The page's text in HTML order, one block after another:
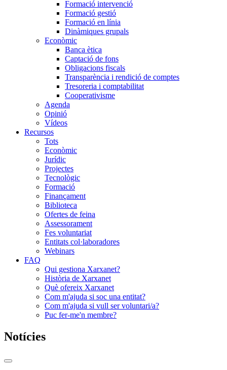
Formació intervenció
Formació gestió
Formació en línia
Dinàmiques grupals
Econòmic
Banca ètica
Captació de fons
Obligacions fiscals
Transparència i rendició de comptes
Tresoreria i comptabilitat
Cooperativisme
Agenda
Opinió
Vídeos
Recursos
Tots
Econòmic
Jurídic
Projectes
Tecnològic
Formació
Finançament
Biblioteca
Ofertes de feina
Assessorament
Fes voluntariat
Entitats col·laboradores
Webinars
FAQ
Qui gestiona Xarxanet?
Història de Xarxanet
Què ofereix Xarxanet
Com m'ajuda si soc una entitat?
Com m'ajuda si vull ser voluntari/a?
Puc fer-me'n membre?
Notícies
Commutador